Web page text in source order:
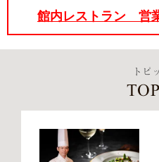
館内レストラン 営